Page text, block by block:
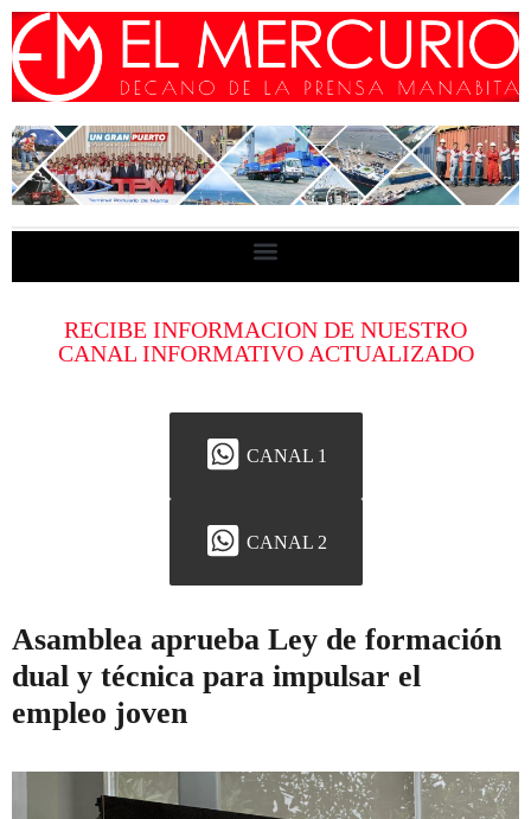
RECIBE INFORMACION DE NUESTRO
CANAL INFORMATIVO ACTUALIZADO
CANAL 1
CANAL 2
Asamblea aprueba Ley de formación
dual y técnica para impulsar el
empleo joven